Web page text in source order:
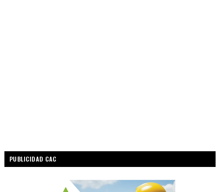
PUBLICIDAD CAC